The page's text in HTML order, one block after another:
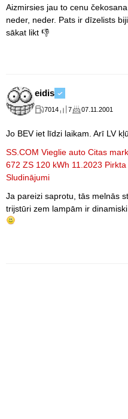
Aizmirsies jau to cenu
neder, neder. Pats ir dīzelists
sākat likt 👎
eidis
7014 7 07.11.2001
Jo BEV iet līdzi laikam. Arī LV
SS.COM Vieglie auto Citas
672 ZS 120 kWh 11.2023
Sludinājumi
Ja pareizi saprotu, tās melnās
trijstūri zem lampām ir